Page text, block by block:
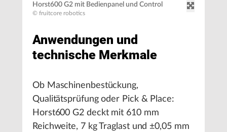
Horst600 G2 mit Bedienpanel und Control
© fruitcore robotics
Anwendungen und
technische Merkmale
Ob Maschinenbestückung,
Qualitätsprüfung oder Pick & Place:
Horst600 G2 deckt mit 610 mm
Reichweite, 7 kg Traglast und ±0,05 mm